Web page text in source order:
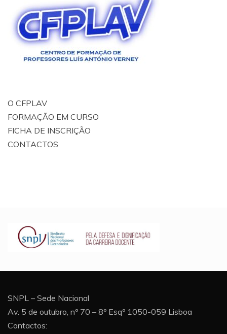
O CFPLAV
FORMAÇÃO EM CURSO
FICHA DE INSCRIÇÃO
CONTACTOS
SNPL – Sede Nacional
Av. 5 de outubro, nº 70 – 8º Esqº 1050-059 Lisboa
Contactos: